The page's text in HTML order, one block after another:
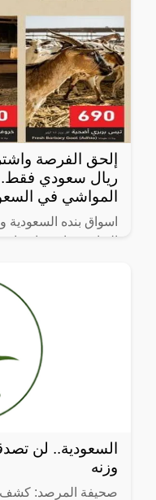
ريال سعودي
المواشي في
اسواق بنده
الذبائح بمناسبة
السعودية.. لن
وزنه
صحيفة المرصد: كشف